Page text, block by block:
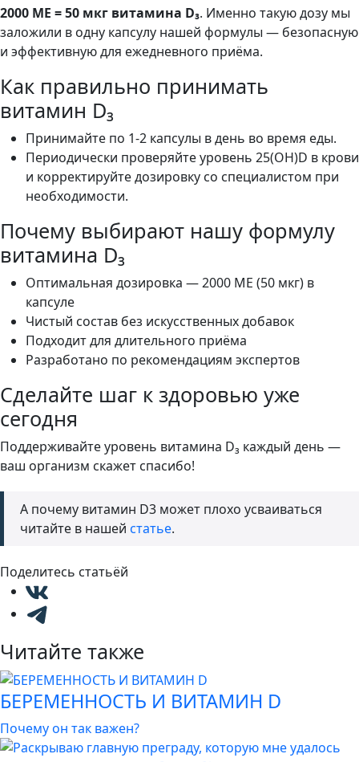
2000 МЕ = 50 мкг витамина D₃. Именно такую дозу мы
заложили в одну капсулу нашей формулы — безопасную
и эффективную для ежедневного приёма.
Как правильно принимать
витамин D₃
Принимайте по 1-2 капсулы в день во время еды.
Периодически проверяйте уровень 25(OH)D в крови
и корректируйте дозировку со специалистом при
необходимости.
Почему выбирают нашу формулу
витамина D₃
Оптимальная дозировка — 2000 МЕ (50 мкг) в
капсуле
Чистый состав без искусственных добавок
Подходит для длительного приёма
Разработано по рекомендациям экспертов
Сделайте шаг к здоровью уже
сегодня
Поддерживайте уровень витамина D₃ каждый день —
ваш организм скажет спасибо!
А почему витамин D3 может плохо усваиваться
читайте в нашей статье.
Поделитесь статьёй
Читайте также
БЕРЕМЕННОСТЬ И ВИТАМИН D
Почему он так важен?